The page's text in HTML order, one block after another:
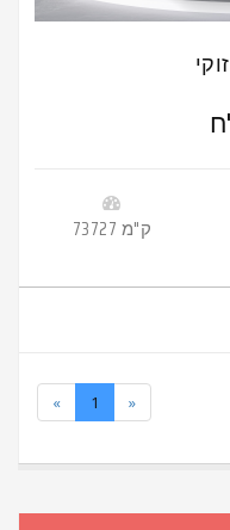
73727 ק"מ
« 1 »